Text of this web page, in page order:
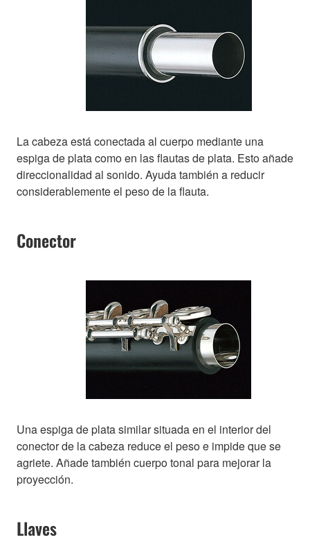
La cabeza está conectada al cuerpo mediante una
espiga de plata como en las flautas de plata. Esto añade
direccionalidad al sonido. Ayuda también a reducir
considerablemente el peso de la flauta.
Conector
Una espiga de plata similar situada en el interior del
conector de la cabeza reduce el peso e impide que se
agriete. Añade también cuerpo tonal para mejorar la
proyección.
Llaves